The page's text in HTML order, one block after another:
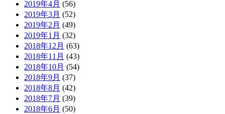
2019年4月 (56)
2019年3月 (52)
2019年2月 (49)
2019年1月 (32)
2018年12月 (63)
2018年11月 (43)
2018年10月 (54)
2018年9月 (37)
2018年8月 (42)
2018年7月 (39)
2018年6月 (50)